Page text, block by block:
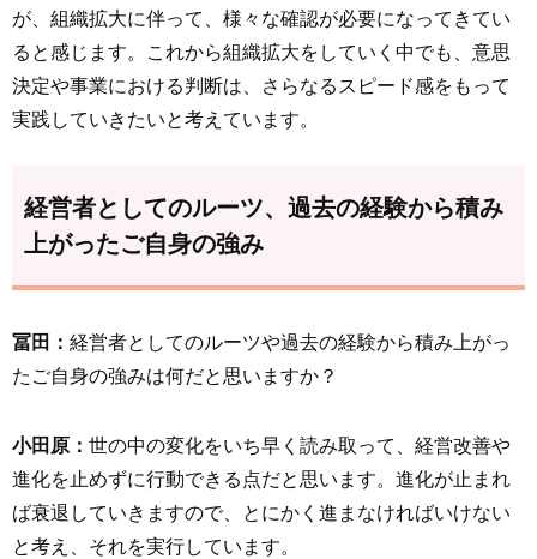
が、組織拡大に伴って、様々な確認が必要になってきてい
ると感じます。これから組織拡大をしていく中でも、意思
決定や事業における判断は、さらなるスピード感をもって
実践していきたいと考えています。
経営者としてのルーツ、過去の経験から積み
上がったご自身の強み
冨田： 経営者としてのルーツや過去の経験から積み上がっ
たご自身の強みは何だと思いますか？
小田原： 世の中の変化をいち早く読み取って、経営改善や
進化を止めずに行動できる点だと思います。進化が止まれ
ば衰退していきますので、とにかく進まなければいけない
と考え、それを実行しています。